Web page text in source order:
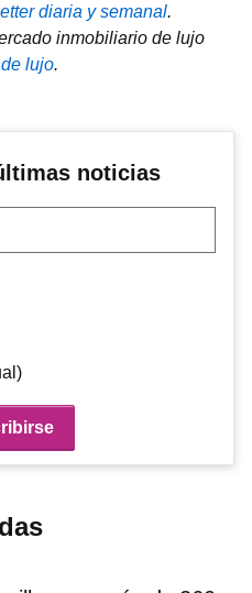
diaria y semanal.
inmobiliario de lujo
lujo.
noticias